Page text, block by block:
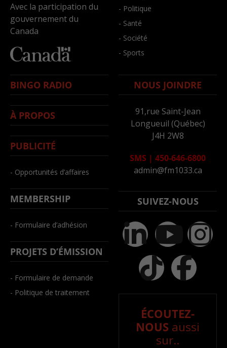
Avec la participation du
gouvernement du
Canada
- Politique
- Santé
- Société
- Sports
BINGO RADIO
À PROPOS
PUBLICITÉ
- Opportunités d’affaires
MEMBERSHIP
- Formulaire d’adhésion
PROJETS D’ÉMISSION
- Formulaire de demande
- Politique de traitement
NOUS JOINDRE
91,rue Saint-Jean
Longueuil (Québec)
J4H 2W8
SMS | 450-646-6800
admin@fm1033.ca
SUIVEZ-NOUS
ÉCOUTEZ-
NOUS aussi
sur..